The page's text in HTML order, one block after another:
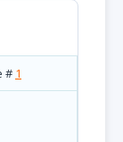
# 1